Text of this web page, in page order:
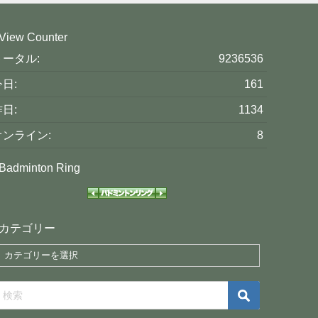
Counter
9236536
ータル:
161
日:
1134
日:
8
ンライン:
Ring
テゴリー